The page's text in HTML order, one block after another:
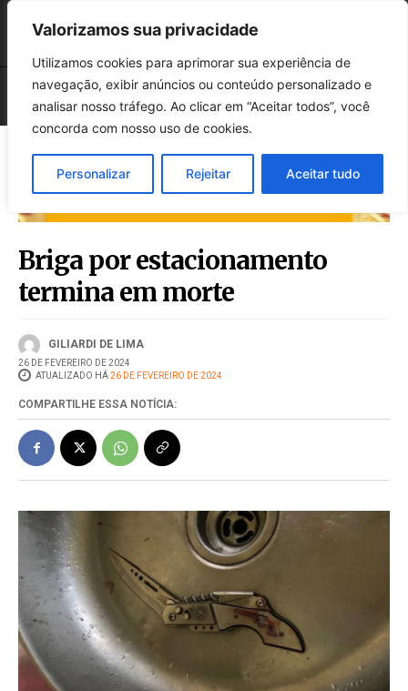
Valorizamos sua privacidade
Utilizamos cookies para aprimorar sua experiência de
navegação, exibir anúncios ou conteúdo personalizado e
analisar nosso tráfego. Ao clicar em “Aceitar todos”, você
concorda com nosso uso de cookies.
Personalizar Rejeitar Aceitar tudo
Briga por estacionamento
termina em morte
GILIARDI DE LIMA
26 DE FEVEREIRO DE 2024
ATUALIZADO HÁ26 DE FEVEREIRO DE 2024
COMPARTILHE ESSA NOTÍCIA: